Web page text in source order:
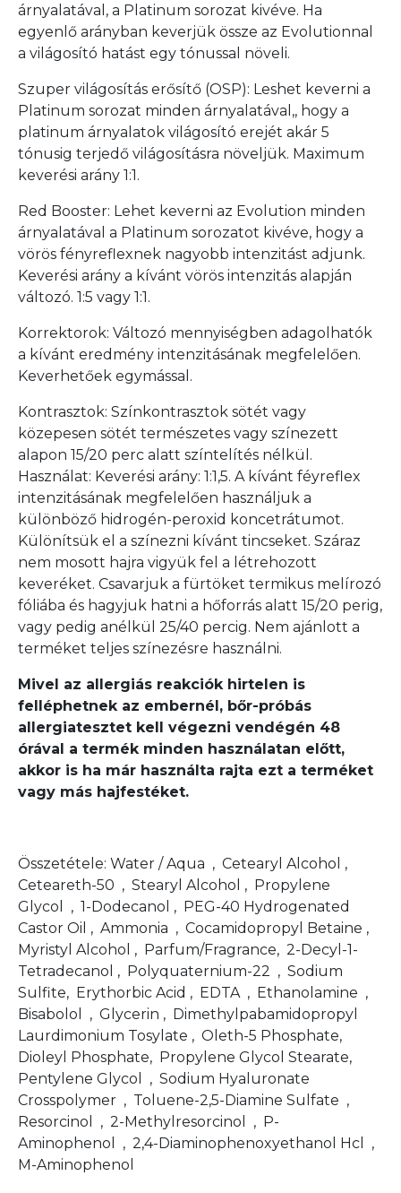
árnyalatával, a Platinum sorozat kivéve. Ha
egyenlő arányban keverjük össze az Evolutionnal
a világosító hatást egy tónussal növeli.
Szuper világosítás erősítő (OSP): Leshet keverni a
Platinum sorozat minden árnyalatával,, hogy a
platinum árnyalatok világosító erejét akár 5
tónusig terjedő világosításra növeljük. Maximum
keverési arány 1:1.
Red Booster: Lehet keverni az Evolution minden
árnyalatával a Platinum sorozatot kivéve, hogy a
vörös fényreflexnek nagyobb intenzitást adjunk.
Keverési arány a kívánt vörös intenzitás alapján
változó. 1:5 vagy 1:1.
Korrektorok: Változó mennyiségben adagolhatók
a kívánt eredmény intenzitásának megfelelően.
Keverhetőek egymással.
Kontrasztok: Színkontrasztok sötét vagy
közepesen sötét természetes vagy színezett
alapon 15/20 perc alatt színtelítés nélkül.
Használat: Keverési arány: 1:1,5. A kívánt féyreflex
intenzitásának megfelelően használjuk a
különböző hidrogén-peroxid koncetrátumot.
Különítsük el a színezni kívánt tincseket. Száraz
nem mosott hajra vigyük fel a létrehozott
keveréket. Csavarjuk a fürtöket termikus melírozó
fóliába és hagyjuk hatni a hőforrás alatt 15/20 perig,
vagy pedig anélkül 25/40 percig. Nem ajánlott a
terméket teljes színezésre használni.
Mivel az allergiás reakciók hirtelen is
felléphetnek az embernél, bőr-próbás
allergiatesztet kell végezni vendégén 48
órával a termék minden használatan előtt,
akkor is ha már használta rajta ezt a terméket
vagy más hajfestéket.
Összetétele: Water / Aqua , Cetearyl Alcohol ,
Ceteareth-50 , Stearyl Alcohol , Propylene
Glycol , 1-Dodecanol , PEG-40 Hydrogenated
Castor Oil , Ammonia , Cocamidopropyl Betaine ,
Myristyl Alcohol , Parfum/Fragrance, 2-Decyl-1-
Tetradecanol , Polyquaternium-22 , Sodium
Sulfite, Erythorbic Acid , EDTA , Ethanolamine ,
Bisabolol , Glycerin , Dimethylpabamidopropyl
Laurdimonium Tosylate , Oleth-5 Phosphate,
Dioleyl Phosphate, Propylene Glycol Stearate,
Pentylene Glycol , Sodium Hyaluronate
Crosspolymer , Toluene-2,5-Diamine Sulfate ,
Resorcinol , 2-Methylresorcinol , P-
Aminophenol , 2,4-Diaminophenoxyethanol Hcl ,
M-Aminophenol